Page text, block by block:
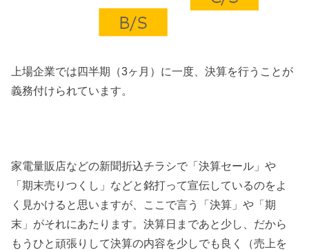
上場企業では四半期（3ヶ月）に一度、決算を行うことが
義務付けられています。
家電量販店などの新聞折込チラシで「決算セール」や
「期末売りつくし」などと銘打って宣伝しているのをよ
く見かけると思いますが、ここで言う「決算」や「期
末」がそれにあたります。決算日まであと少し、だから
もうひと頑張りして決算の内容を少しでも良く（売上を